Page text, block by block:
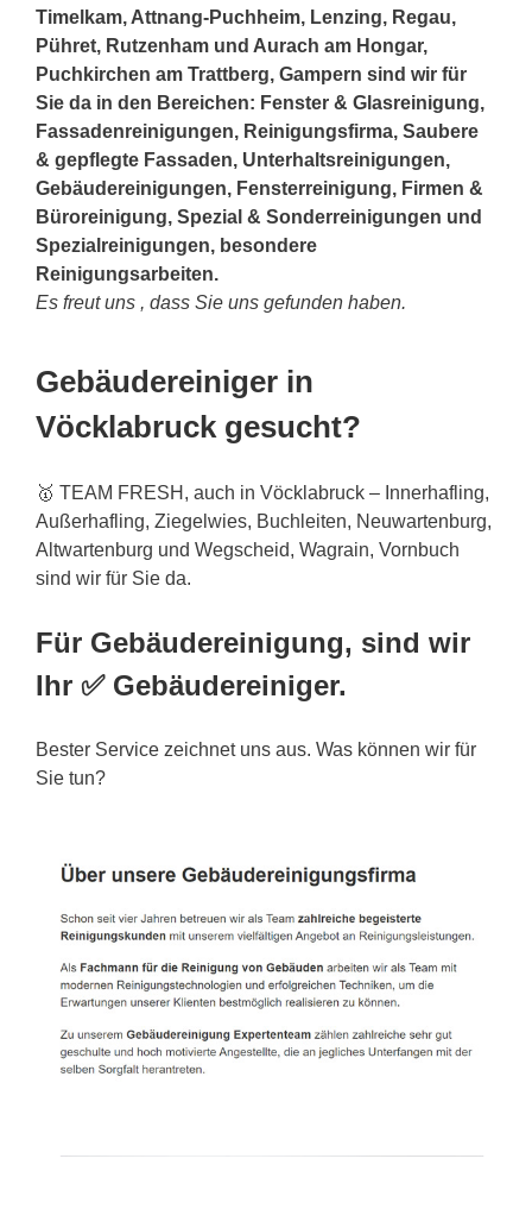
Timelkam, Attnang-Puchheim, Lenzing, Regau,
Pühret, Rutzenham und Aurach am Hongar,
Puchkirchen am Trattberg, Gampern sind wir für
Sie da in den Bereichen: Fenster & Glasreinigung,
Fassadenreinigungen, Reinigungsfirma, Saubere
& gepflegte Fassaden, Unterhaltsreinigungen,
Gebäudereinigungen, Fensterreinigung, Firmen &
Büroreinigung, Spezial & Sonderreinigungen und
Spezialreinigungen, besondere
Reinigungsarbeiten.
Es freut uns , dass Sie uns gefunden haben.
Gebäudereiniger in
Vöcklabruck gesucht?
🥇 TEAM FRESH, auch in Vöcklabruck – Innerhafling,
Außerhafling, Ziegelwies, Buchleiten, Neuwartenburg,
Altwartenburg und Wegscheid, Wagrain, Vornbuch
sind wir für Sie da.
Für Gebäudereinigung, sind wir
Ihr ✅ Gebäudereiniger.
Bester Service zeichnet uns aus. Was können wir für
Sie tun?